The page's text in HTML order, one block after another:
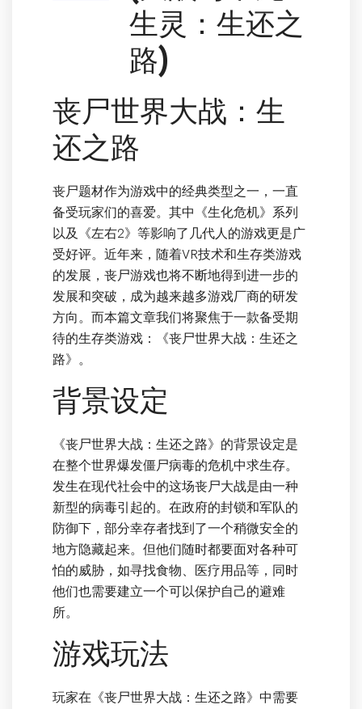
生灵：生还之
路)
丧尸世界大战：生
还之路
丧尸题材作为游戏中的经典类型之一，一直
备受玩家们的喜爱。其中《生化危机》系列
以及《左右2》等影响了几代人的游戏更是广
受好评。近年来，随着VR技术和生存类游戏
的发展，丧尸游戏也将不断地得到进一步的
发展和突破，成为越来越多游戏厂商的研发
方向。而本篇文章我们将聚焦于一款备受期
待的生存类游戏：《丧尸世界大战：生还之
路》。
背景设定
《丧尸世界大战：生还之路》的背景设定是
在整个世界爆发僵尸病毒的危机中求生存。
发生在现代社会中的这场丧尸大战是由一种
新型的病毒引起的。在政府的封锁和军队的
防御下，部分幸存者找到了一个稍微安全的
地方隐藏起来。但他们随时都要面对各种可
怕的威胁，如寻找食物、医疗用品等，同时
他们也需要建立一个可以保护自己的避难
所。
游戏玩法
玩家在《丧尸世界大战：生还之路》中需要